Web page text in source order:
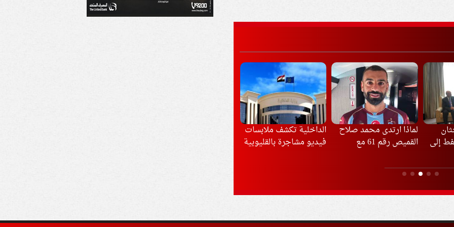
61 مع
الداخلية تكشف ملابسات
فيديو مشاجرة بالقليوبية
إيران تدعم أي قرار يتخذه
الفلسطينيون بشأن